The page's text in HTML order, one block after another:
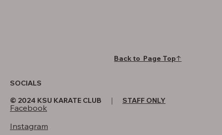
SOCIALS
Facebook
Instagram
Back to Page Top↑
© 2024 KSU KARATE CLUB ｜ STAFF ONLY